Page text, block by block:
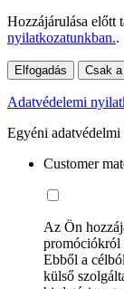
Hozzájárulása előtt
nyilatkozatunkban..
Elfogadás Csak
Adatvédelemi
Egyéni adatvédelmi
Customer
Az Ön
promóciókról
Ebből a
külső